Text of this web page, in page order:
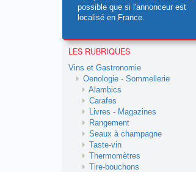
possible que si l'annonceur est
localisé en France.
LES RUBRIQUES
Vins et Gastronomie
Oenologie - Sommellerie
Alambics
Carafes
Livres - Magazines
Rangement
Seaux à champagne
Taste-vin
Thermomètres
Tire-bouchons